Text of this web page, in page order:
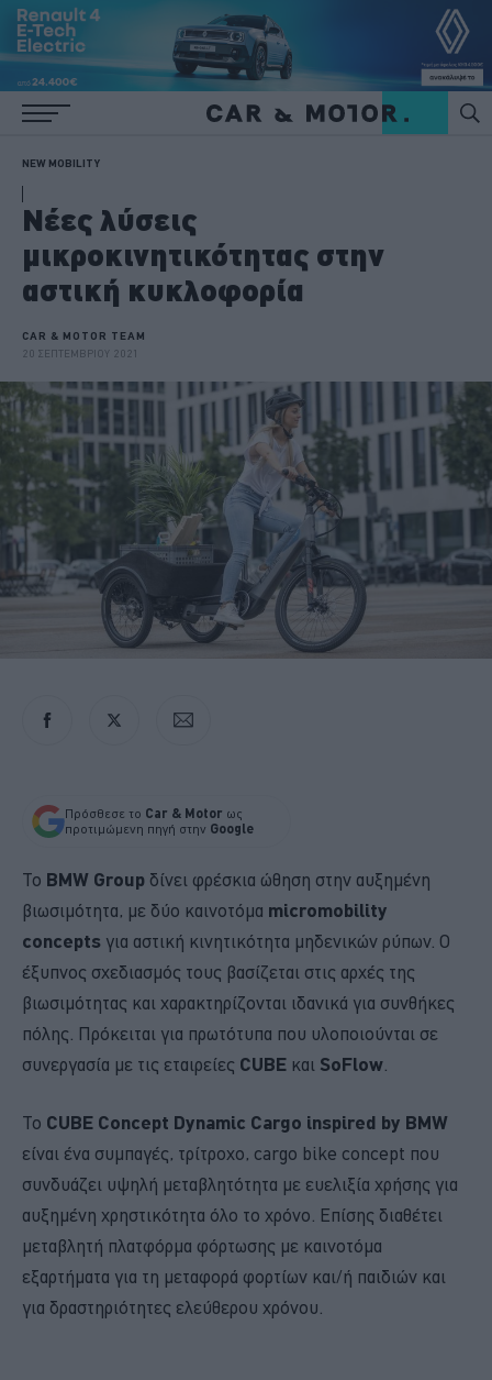
NEW MOBILITY
Νέες λύσεις
μικροκινητικότητας στην
αστική κυκλοφορία
CAR & MOTOR TEAM
20 ΣΕΠΤΕΜΒΡΙΟΥ 2021
Πρόσθεσε το Car & Motor ως
προτιμώμενη πηγή στην Google
Το BMW Group δίνει φρέσκια ώθηση στην αυξημένη
βιωσιμότητα, με δύο καινοτόμα micromobility
concepts για αστική κινητικότητα μηδενικών ρύπων. Ο
έξυπνος σχεδιασμός τους βασίζεται στις αρχές της
βιωσιμότητας και χαρακτηρίζονται ιδανικά για συνθήκες
πόλης. Πρόκειται για πρωτότυπα που υλοποιούνται σε
συνεργασία με τις εταιρείες CUBE και SoFlow
Το CUBE Concept Dynamic Cargo inspired by BMW
είναι ένα συμπαγές, τρίτροχο, cargo bike concept που
συνδυάζει υψηλή μεταβλητότητα με ευελιξία χρήσης για
αυξημένη χρηστικότητα όλο το χρόνο. Επίσης διαθέτει
μεταβλητή πλατφόρμα φόρτωσης με καινοτόμα
εξαρτήματα για τη μεταφορά φορτίων και/ή παιδιών και
για δραστηριότητες ελεύθερου χρόνου.